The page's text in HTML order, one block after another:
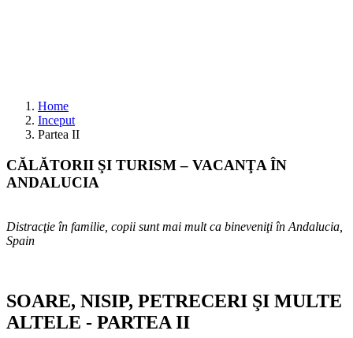
Home
Inceput
Partea II
CĂLĂTORII ŞI TURISM – VACANŢA ÎN
ANDALUCIA
Distracţie în familie, copii sunt mai mult ca bineveniţi în Andalucia,
Spain
SOARE, NISIP, PETRECERI ŞI MULTE
ALTELE - PARTEA II